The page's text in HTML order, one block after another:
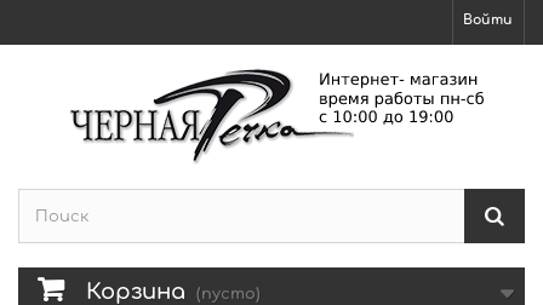
Войти
Корзина (пусто)